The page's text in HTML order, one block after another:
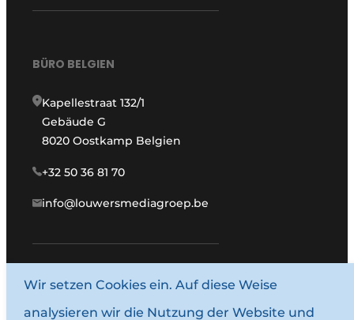
BÜRO BELGIEN
Kapellestraat 132/1
Gebäude G
8020 Oostkamp Belgien
+32 50 36 81 70
info@louwersmediagroep.be
www.louwersmediagroep.com
© 1987–2026 Louwersmediagroep.
Wir setzen Cookies ein. Auf diese Weise
analysieren wir die Nutzung der Website und